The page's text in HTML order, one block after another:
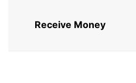
Receive Money